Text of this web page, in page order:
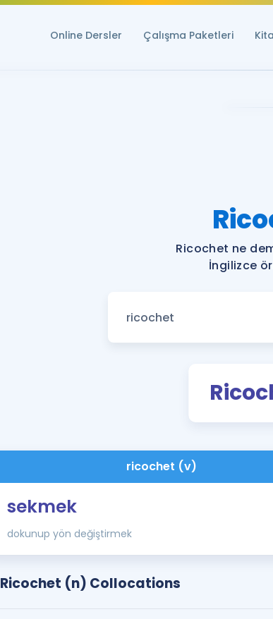
Online Dersler Çalışma Paketleri
Ricochet ne
İngilizce
ricochet (v)
sekmek
dokunup yön değiştirmek
Ricochet (n) Collocations